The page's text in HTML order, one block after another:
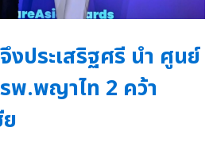
ประเสริฐศรี นำ ศูนย์
.พญาไท 2 คว้า